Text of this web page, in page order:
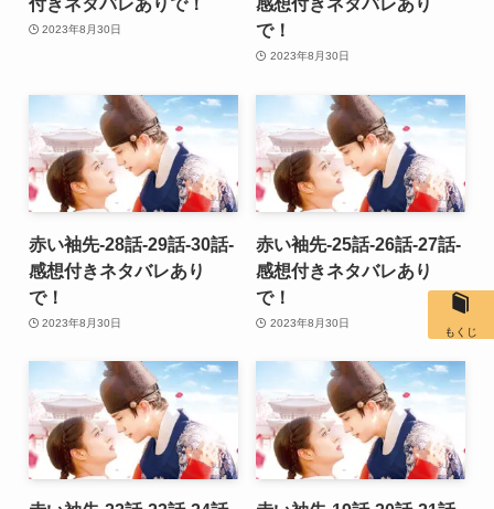
2023年8月30日
で！
2023年8月30日
赤い袖先-28話-29話-30話-
感想付きネタバレあり
で！
2023年8月30日
赤い袖先-25話-26話-27話-
感想付きネタバレあり
で！
2023年8月30日
もくじ